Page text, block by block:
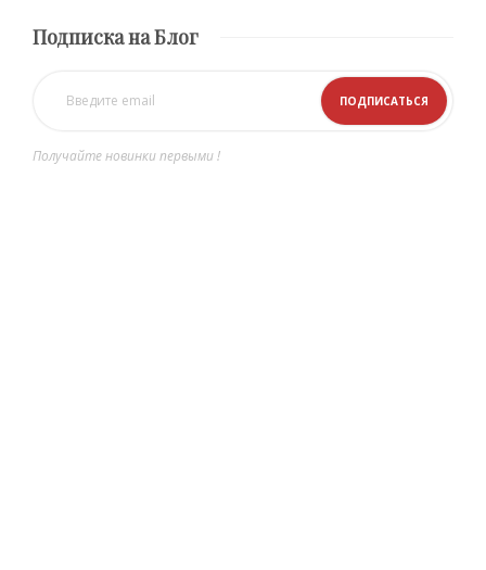
Подписка на Блог
Получайте новинки первыми !